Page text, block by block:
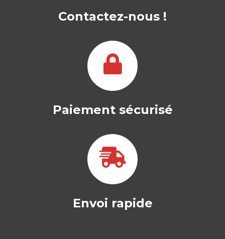
Contactez-nous !
Paiement sécurisé
Envoi rapide